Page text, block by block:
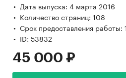
Дата выпуска: 4 марта 2016
Количество страниц: 108
Срок предоставления работы:
ID: 53832
45 000 ₽